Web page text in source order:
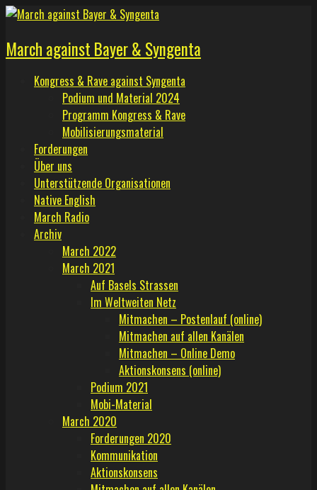
Skip
content
March against Bayer & Syngenta
Kongress & Rave against Syngenta
Podium und Material 2024
Programm Kongress & Rave
Mobilisierungsmaterial
Forderungen
Über uns
Unterstützende Organisationen
Native English
March Radio
Archiv
March 2022
March 2021
Auf Basels Strassen
Im Weltweiten Netz
Mitmachen – Postenlauf (online)
Mitmachen auf allen Kanälen
Mitmachen – Online Demo
Aktionskonsens (online)
Podium 2021
Mobi-Material
March 2020
Forderungen 2020
Kommunikation
Aktionskonsens